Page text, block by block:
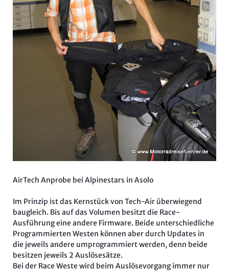
AirTech Anprobe bei Alpinestars in Asolo
Im Prinzip ist das Kernstück von Tech-Air überwiegend
baugleich. Bis auf das Volumen besitzt die Race-
Ausführung eine andere Firmware. Beide unterschiedliche
Programmierten Westen können aber durch Updates in
die jeweils andere umprogrammiert werden, denn beide
besitzen jeweils 2 Auslösesätze.
Bei der Race Weste wird beim Auslösevorgang immer nur